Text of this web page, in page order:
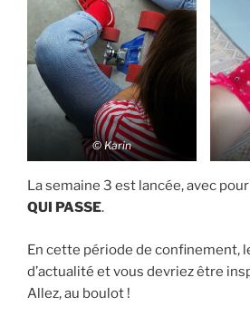
© Karin
La semaine 3 est lancée, avec
QUI PASSE.
En cette période de confinement,
d’actualité et vous devriez être
Allez, au boulot !